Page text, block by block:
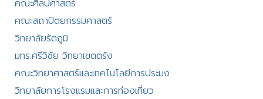
คณะศิลปศาสตร์​
คณะสถาปัตยกรรมศาสตร์
วิทยาลัยรัตภูมิ​
มทร.ศรีวิชัย วิทยาเขตตรัง
คณะวิทยาศาสตร์และเทคโนโลยีการประมง
วิทยาลัยการโรงแรมและการท่องเที่ยว